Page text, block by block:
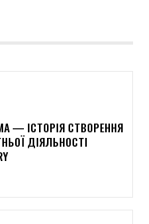
— ІСТОРІЯ СТВОРЕННЯ
ДІЯЛЬНОСТІ